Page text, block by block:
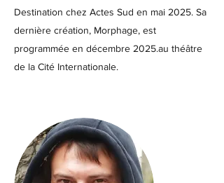
Destination chez Actes Sud en mai 2025. Sa
dernière création, Morphage, est
programmée en décembre 2025.au théâtre
de la Cité Internationale.